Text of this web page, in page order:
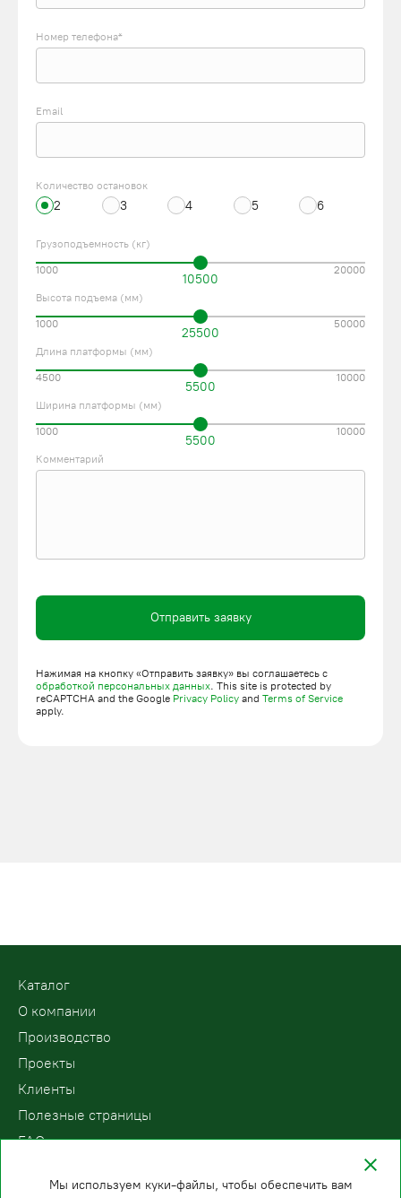
Номер телефона*
Email
Количество остановок
2 3 4 5 6
Грузоподъемность (кг)
10500
1000 20000
Высота подъема (мм)
25500
1000 50000
Длина платформы (мм)
5500
4500 10000
Ширина платформы (мм)
5500
1000 10000
Комментарий
Отправить заявку
Нажимая на кнопку «Отправить заявку» вы соглашаетесь с
обработкой персональных данных. This site is protected by
reCAPTCHA and the Google Privacy Policy and Terms of Service
apply.
Kаталог
О компании
Производство
Проекты
Клиенты
Полезные страницы
FAQ
Мы используем куки-файлы, чтобы обеспечить вам